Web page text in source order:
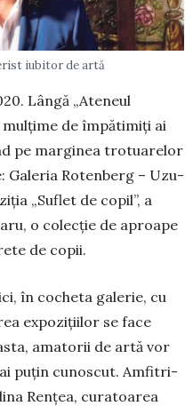
iubitor de artă
Lângă „Ateneul
de împătimiți ai
pe marginea trotuarelor
Galeria Rotenberg – Uzu­
„Suflet de copil”, a
o co­lec­ție de aproape
de copii.
în cocheta galerie, cu
ex­pozițiilor se face
amatorii de artă vor
puțin cunoscut. Amfi­tri­
Rențea, curatoarea